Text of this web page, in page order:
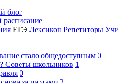
блог
расписание
ЕГЭ Лексикон Репетиторы
стало общедоступным 0
Советы школьников 1
0